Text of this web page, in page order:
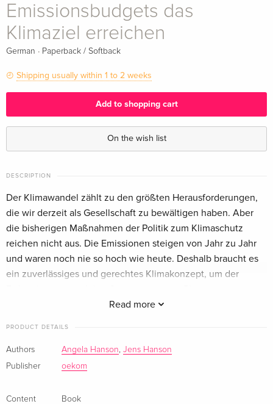
Emissionsbudgets das
Klimaziel erreichen
German · Paperback / Softback
Shipping usually within 1 to 2 weeks
Add to shopping cart
On the wish list
DESCRIPTION
Read more
Der Klimawandel zählt zu den größten Herausforderungen,
die wir derzeit als Gesellschaft zu bewältigen haben. Aber
die bisherigen Maßnahmen der Politik zum Klimaschutz
reichen nicht aus. Die Emissionen steigen von Jahr zu Jahr
und waren noch nie so hoch wie heute. Deshalb braucht es
ein zuverlässiges und gerechtes Klimakonzept, um der
angemessen - in derselben Größenordnung wie dem
Carbon Obligation) würde alle Produkte und
Dienstleistungen mit einem separaten Emissionspreisschild
einen realistischen und transparenten Klimapreis erhält.
PRODUCT DETAILS
Authors Angela Hanson Jens Hanson
Publisher
oekom
Content
Book